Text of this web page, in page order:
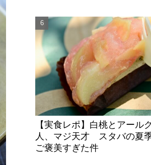
【実食レポ】白桃とアール
人、マジ天才 スタバの夏
ご褒美すぎた件